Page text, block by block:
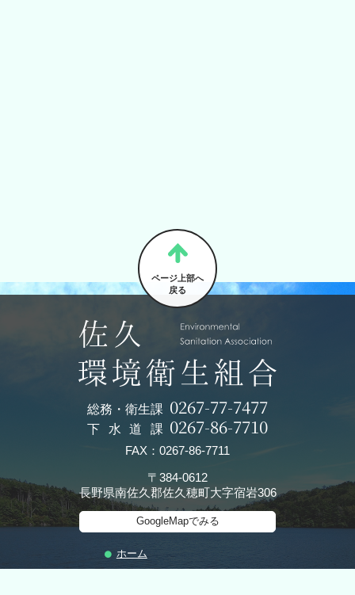
総務・衛生課 0267-77-7477
下水道課 0267-86-7710
FAX：0267-86-7711
〒384-0612
長野県南佐久郡佐久穂町大字宿岩306
GoogleMapでみる
ホーム
ページ上部へ
戻る